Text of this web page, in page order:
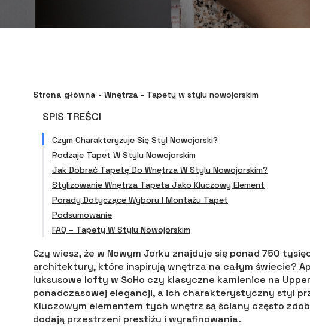
Strona główna - Wnętrza - Tapety w stylu nowojorskim
SPIS TREŚCI
Czym Charakteryzuje Się Styl Nowojorski?
Rodzaje Tapet W Stylu Nowojorskim
Jak Dobrać Tapetę Do Wnętrza W Stylu Nowojorskim?
Stylizowanie Wnętrza Tapeta Jako Kluczowy Element
Porady Dotyczące Wyboru I Montażu Tapet
Podsumowanie
FAQ – Tapety W Stylu Nowojorskim
Czy wiesz, że w Nowym Jorku znajduje się ponad 750
architektury, które inspirują wnętrza na całym świecie?
luksusowe lofty w SoHo czy klasyczne kamienice na
ponadczasowej elegancji, a ich charakterystyczny styl
Kluczowym elementem tych wnętrz są ściany często
dodają przestrzeni prestiżu i wyrafinowania.